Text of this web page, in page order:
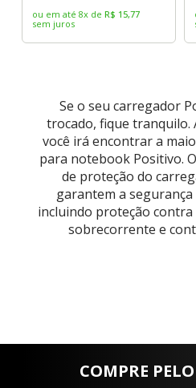
ou em até 8x de R$ 15,77
sem juros
Se o seu carregador
trocado, fique tranquilo.
você irá encontrar a
para notebook Positivo.
de proteção do
garantem a
incluindo proteção
sobrecorrente e
COMPRE